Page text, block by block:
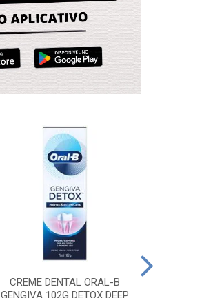
CREME DENTAL ORAL-B
GENGIVA 102G DETOX DEEP